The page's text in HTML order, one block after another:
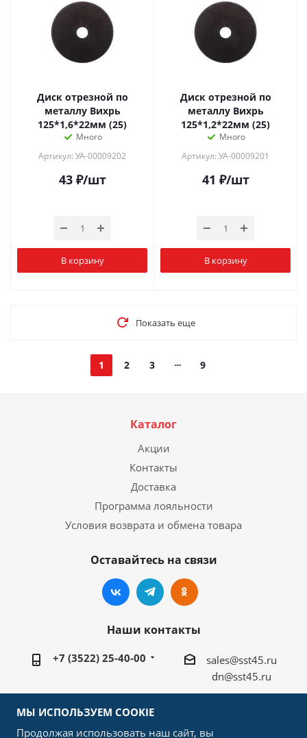
Диск отрезной по
металлу Вихрь
125*1,6*22мм (25)
Много
Артикул: УА-00009202
43₽/шт
В корзину
Диск отрезной по
металлу Вихрь
125*1,2*22мм (25)
Много
Артикул: УА-00009201
41 ₽/шт
В корзину
Показать еще
1 2 3 9
Каталог
Акции
Контакты
Доставка
Программа лояльности
Условия возврата и обмена товара
Оставайтесь на связи
Наши контакты
+7 (3522) 25-40-00
sales@sst45.ru
dn@sst45.ru
640027, Россия, г.Курган, ул.Омская 76а
МЫ ИСПОЛЬЗУЕМ COOKIE
Продолжая использовать наш сайт, вы